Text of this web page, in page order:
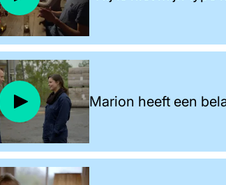
Marion heeft een